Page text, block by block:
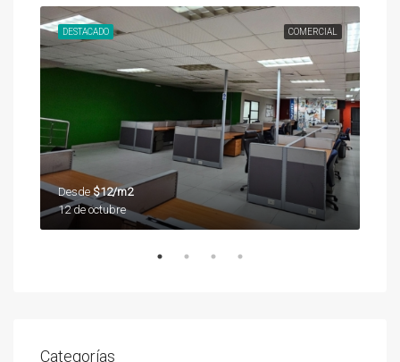
COMERCIAL
DESTACADO
Desde$12/m2
12 de octubre
Categorías